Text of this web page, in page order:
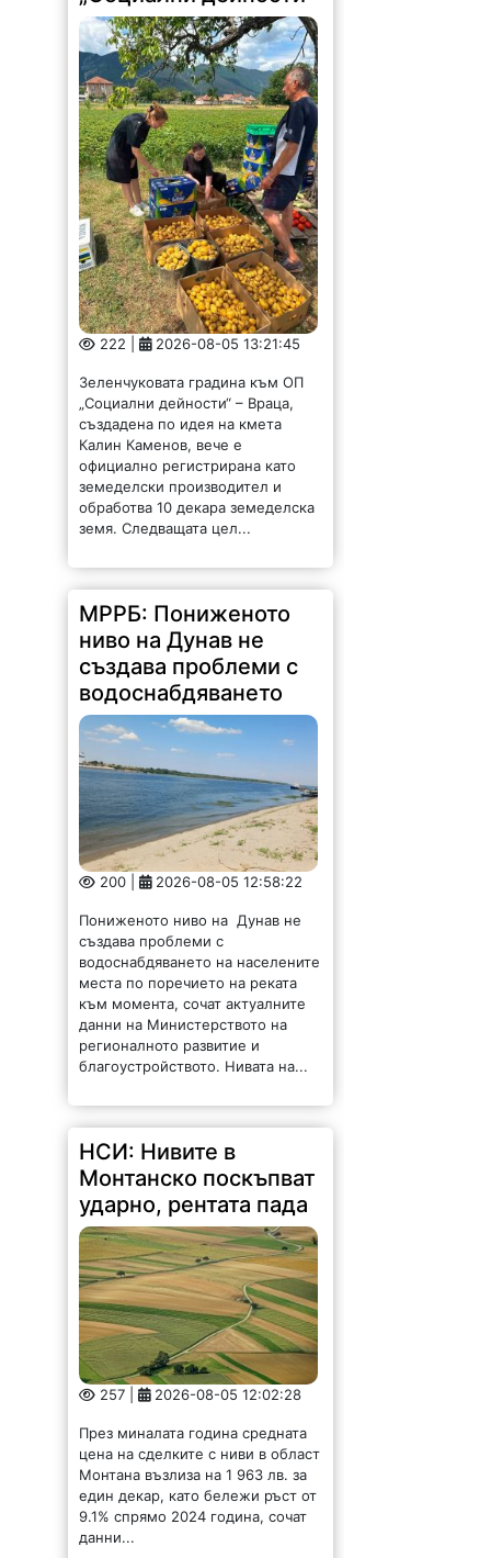
222 | 2026-08-05 13:21:45
Зеленчуковата градина към ОП
„Социални дейности“ – Враца,
създадена по идея на кмета
Калин Каменов, вече е
официално регистрирана като
земеделски производител и
обработва 10 декара земеделска
земя. Следващата цел...
МРРБ: Пониженото
ниво на Дунав не
създава проблеми с
водоснабдяването
200 | 2026-08-05 12:58:22
Пониженото ниво на Дунав не
създава проблеми с
водоснабдяването на населените
места по поречието на реката
към момента, сочат актуалните
данни на Министерството на
регионалното развитие и
благоустройството. Нивата на...
НСИ: Нивите в
Монтанско поскъпват
ударно, рентата пада
257 | 2026-08-05 12:02:28
През миналата година средната
цена на сделките с ниви в област
Монтана възлиза на 1 963 лв. за
един декар, като бележи ръст от
9.1% спрямо 2024 година, сочат
данни...